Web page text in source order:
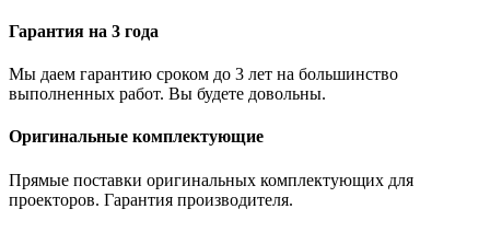
Гарантия на 3 года
Мы даем гарантию сроком до 3 лет на большинство
выполненных работ. Вы будете довольны.
Оригинальные комплектующие
Прямые поставки оригинальных комплектующих для
проекторов. Гарантия производителя.